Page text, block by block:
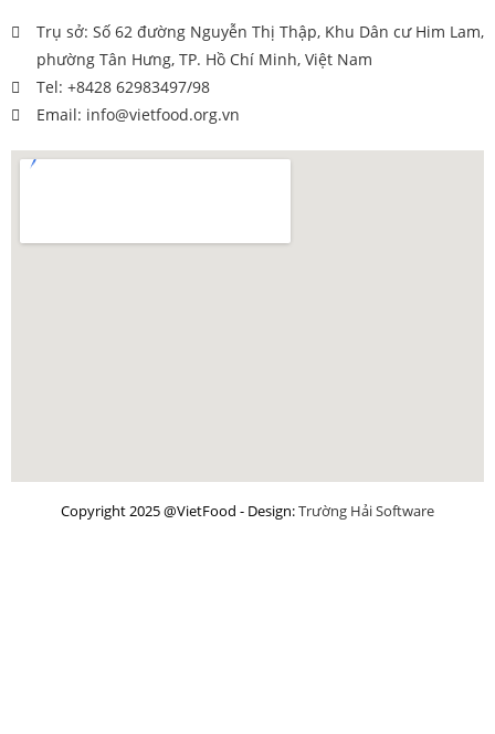
Trụ sở: Số 62 đường Nguyễn Thị Thập, Khu Dân cư Him Lam,
phường Tân Hưng, TP. Hồ Chí Minh, Việt Nam
Tel: +8428 62983497/98
Email: info@vietfood.org.vn
Copyright 2025 @VietFood - Design:Trường Hải Software